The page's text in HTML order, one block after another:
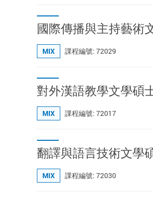
國際傳播與主持藝術
MIX 課程編號: 72029
對外漢語教學文學碩
MIX 課程編號: 72017
翻譯與語言技術文學
MIX 課程編號: 72030